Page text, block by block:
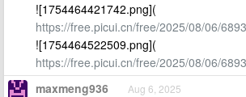
![1754464421742.png](
https://free.picui.cn/free/2025/08/06/
![1754464522509.png](
https://free.picui.cn/free/2025/08/06/
maxmeng936 Aug 6, 2025